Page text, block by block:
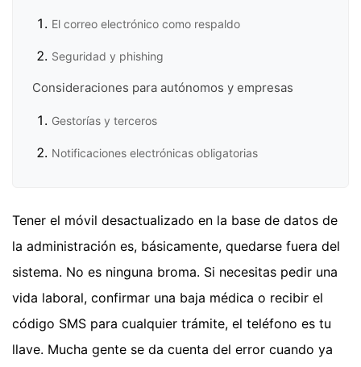
El correo electrónico como respaldo
Seguridad y phishing
Consideraciones para autónomos y empresas
Gestorías y terceros
Notificaciones electrónicas obligatorias
Tener el móvil desactualizado en la base de datos de
la administración es, básicamente, quedarse fuera del
sistema. No es ninguna broma. Si necesitas pedir una
vida laboral, confirmar una baja médica o recibir el
código SMS para cualquier trámite, el teléfono es tu
llave. Mucha gente se da cuenta del error cuando ya